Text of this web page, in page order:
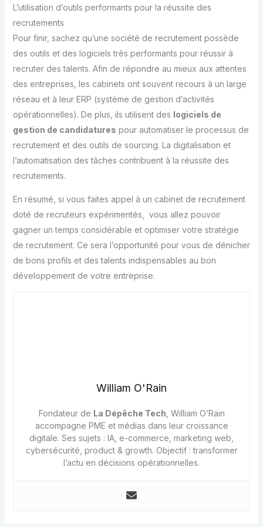
L’utilisation d’outils performants pour la réussite des
recrutements
Pour finir, sachez qu’une société de recrutement possède
des outils et des logiciels très performants pour réussir à
recruter des talents. Afin de répondre au mieux aux attentes
des entreprises, les cabinets ont souvent recours à un large
réseau et à leur ERP (système de gestion d’activités
opérationnelles). De plus, ils utilisent des logiciels de
gestion de candidatures pour automatiser le processus de
recrutement et des outils de sourcing. La digitalisation et
l’automatisation des tâches contribuent à la réussite des
recrutements.
En résumé, si vous faites appel à un cabinet de recrutement
doté de recruteurs expérimentés, vous allez pouvoir
gagner un temps considérable et optimiser votre stratégie
de recrutement. Ce sera l’opportunité pour vous de dénicher
de bons profils et des talents indispensables au bon
développement de votre entreprise.
William O'Rain
Fondateur de La Dépêche Tech , William O’Rain
accompagne PME et médias dans leur croissance
digitale. Ses sujets : IA, e-commerce, marketing web,
cybersécurité, product & growth. Objectif : transformer
l’actu en décisions opérationnelles.